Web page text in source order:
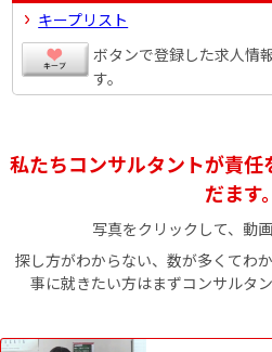
キープリスト
ボタンで登録した求人情
す。
私たちコンサルタントが責
だます。
写真をクリックして、動
探し方がわからない、数が多くてわ
事に就きたい方はまずコンサルタ